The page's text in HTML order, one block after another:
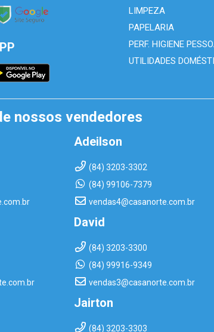
LIMPEZA
PAPELARIA
PERF. HIGIENE
UTILIDADES
nossos vendedores
Adeilson
(84) 3203-3302
(84) 99106-7379
vendas4@casanorte.com.br
David
(84) 3203-3300
(84) 99916-9349
vendas3@casanorte.com.br
Jairton
(84) 3203-3303